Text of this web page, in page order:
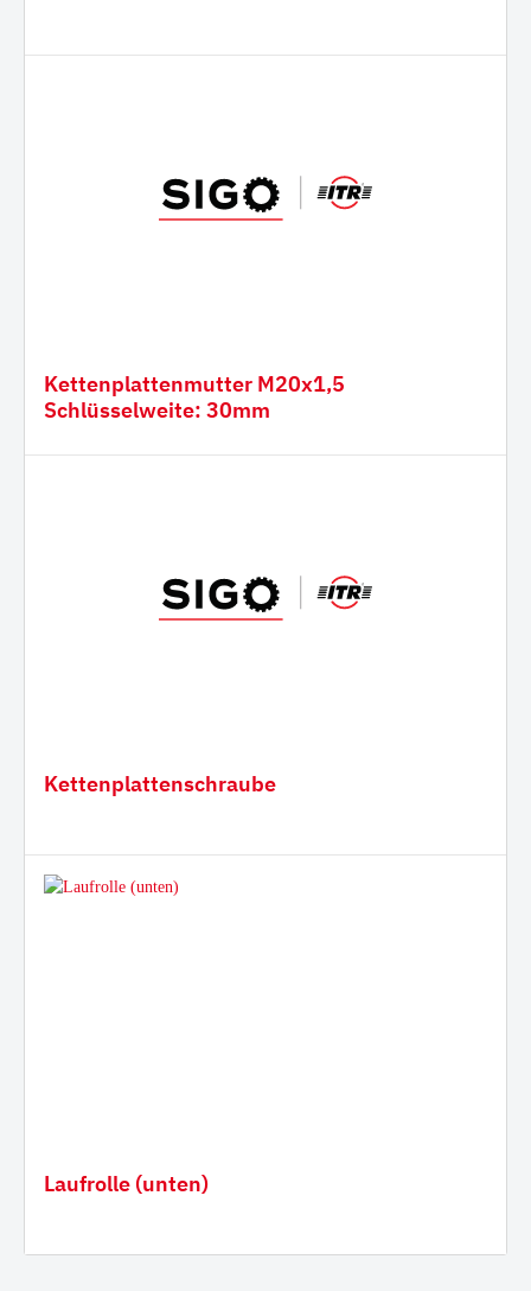
Kettenplattenmutter M20x1,5
Schlüsselweite: 30mm
Kettenplattenschraube
Laufrolle (unten)